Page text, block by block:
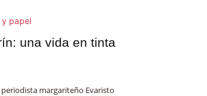
una vida en tinta
periodista margariteño Evaristo